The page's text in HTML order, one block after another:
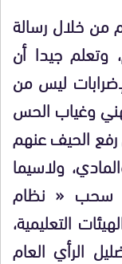
من خلال رسالة
وتعلم جيدا أن
ليس من
وغياب الحس
رفع الحيف عنهم
ولاسيما
سحب « نظام
التعليمية،
الرأي العام